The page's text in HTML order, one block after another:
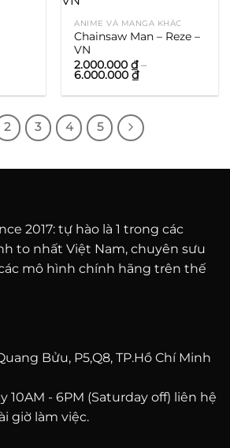
₫
ANIME VÀ MANGA KHÁC
Chainsaw Man – Reze –
VN
2.000.000₫ –
6.000.000₫Khoảng
giá:
từ
đến
6.000.000 ₫
2 3 4 5
2017: tự hào là 1 trong các
to nhất Việt Nam, chuyên sưu
mô hình chính hãng trên thế
Bửu, P5,Q8, TP.Hồ Chí Minh
10AM - 6PM (Saturday off) liên hệ
giờ làm việc.